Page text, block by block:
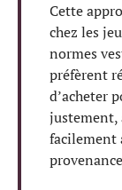
Cette
chez les
normes
préfèrent
d’acheter
justement,
facilement